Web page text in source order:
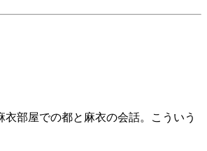
部屋での都と麻衣の会話。こういう